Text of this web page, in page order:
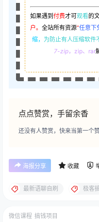
如果遇到付费才可观看的
户。 全站所有资源“任意下
缩， 为防止有人压缩软件
7-zip，zip、rar
点点赞赏，手留余香
还没有人赞赏，快来当第一个赞
海报分享 收藏
最新语聊自刷 极客
微信课程 搞钱项目